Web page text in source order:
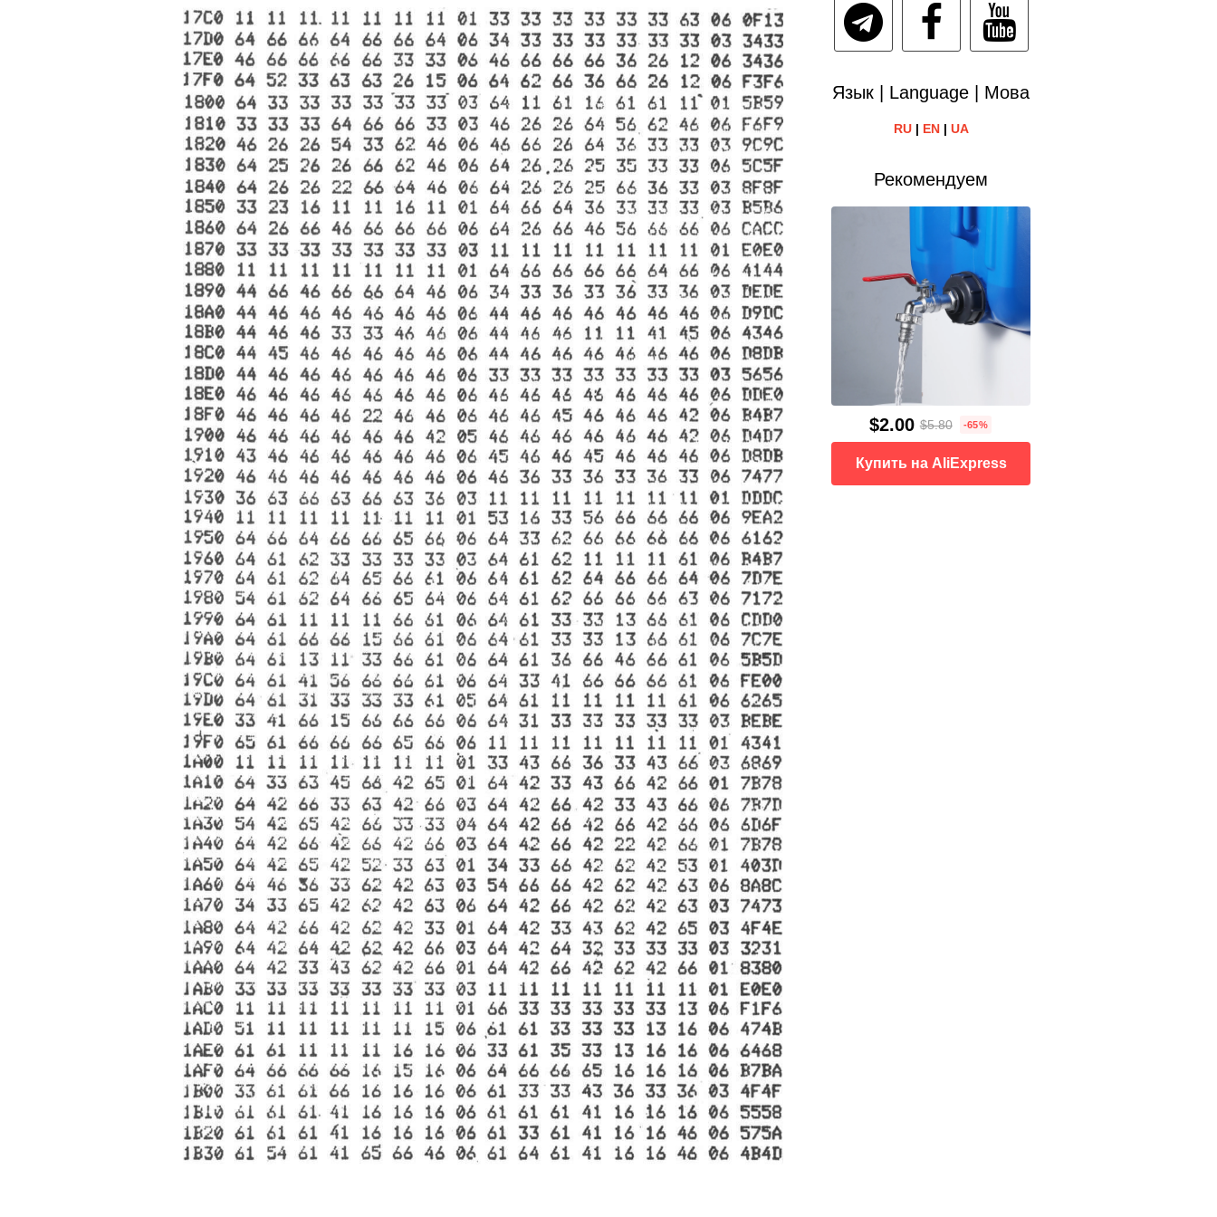
Язык | Language | Мова
RU| EN| UA
Рекомендуем
$2.00 $5.80 -65%
Купить на AliExpress